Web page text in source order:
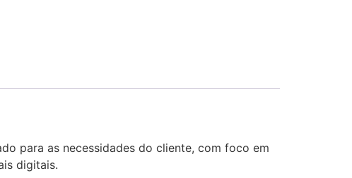
para as necessidades do cliente, com foco em
digitais.